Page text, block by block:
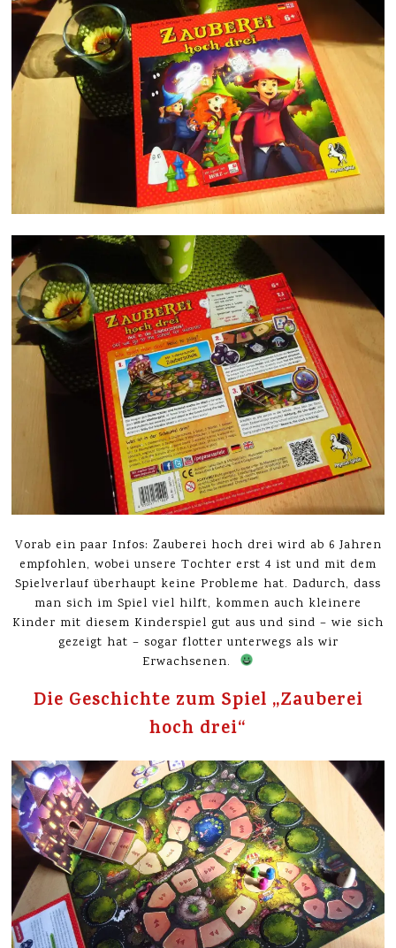
Vorab ein paar Infos: Zauberei hoch drei wird ab 6 Jahren
empfohlen, wobei unsere Tochter erst 4 ist und mit dem
Spielverlauf überhaupt keine Probleme hat. Dadurch, dass
man sich im Spiel viel hilft, kommen auch kleinere
Kinder mit diesem Kinderspiel gut aus und sind – wie sich
gezeigt hat – sogar flotter unterwegs als wir
Erwachsenen.
Die Geschichte zum Spiel „Zauberei
hoch drei“